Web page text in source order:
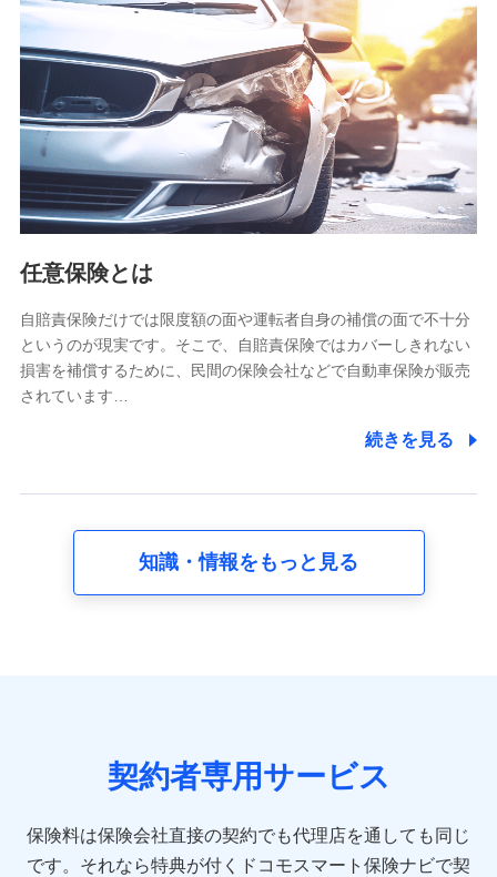
【共同して利用される利用データの項目】
当社又は株式会社NTTドコモがサービス提供等を通じて取得
した、以下の情報などの個人データ
基本情報
氏名、電話番号、メールアドレス、お客さまの識別子、
属性、連絡先、dポイントサービスのご利用に関する情
報。例として、dポイントカード番号、性別、年齢、家族
構成、住所、dポイント残高、dポイント利用履歴などが
含まれます。
当社又は株式会社NTTドコモが提供する各種サービスな
又は株式会社NTTドコモが提供する各種サービスのご契
約状態・ご利用履歴インターネット利用時の行動に関す
る情報、アプリケーション利用時の行動に関する情報、
購入されたサービスや商品の名称・購入場所・決済に関
する情報、アンケートの回答に関する情報などが含まれ
の内容、保険料、保険料のお支払方法、車のメーカーや
走行距離などの情報、建物の構造や築年数などの情報、
険契約に関する情報。例として、保険契約者及び被保険
者の氏名、住所、生年月日、性別、保険契約者と被保険
報、建物の構造や築年数などの情報、ペットの種類や年
齢などの情報などが含まれます。
任意保険とは
自賠責保険だけでは限度額の面や運転者自身の補償の面で不十分
というのが現実です。そこで、自賠責保険ではカバーしきれない
損害を補償するために、民間の保険会社などで自動車保険が販売
されています…
続きを見る
知識・情報をもっと見る
契約者専用サービス
保険料は保険会社直接の契約でも代理店を通しても同じ
です。 それなら特典が付くドコモスマート保険ナビで契